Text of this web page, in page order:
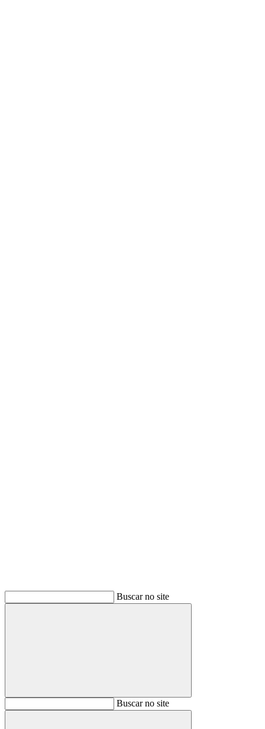
Buscar no site
BuscarBuscar no site